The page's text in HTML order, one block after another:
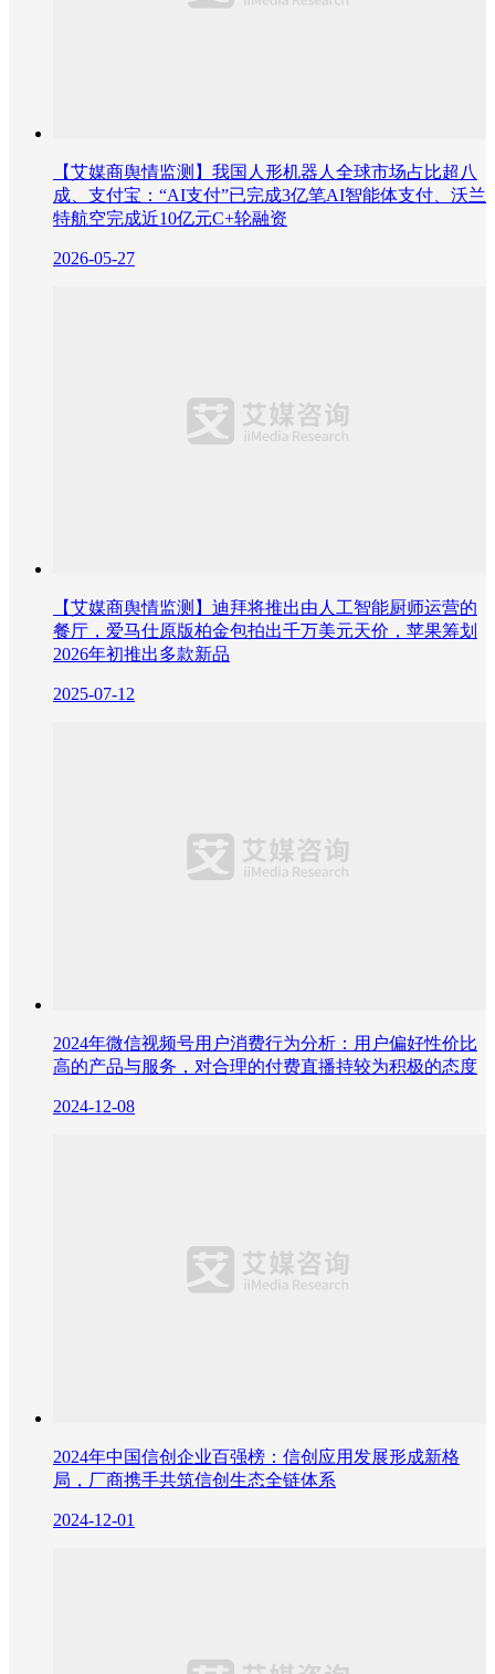
【艾媒商舆情监测】我国人形机器人全球市场占比超八
成、支付宝：“AI支付”已完成3亿笔AI智能体支付、沃兰
特航空完成近10亿元C+轮融资
2026-05-27
【艾媒商舆情监测】迪拜将推出由人工智能厨师运营的
餐厅，爱马仕原版柏金包拍出千万美元天价，苹果筹划
2026年初推出多款新品
2025-07-12
2024年微信视频号用户消费行为分析：用户偏好性价比
高的产品与服务，对合理的付费直播持较为积极的态度
2024-12-08
2024年中国信创企业百强榜：信创应用发展形成新格
局，厂商携手共筑信创生态全链体系
2024-12-01